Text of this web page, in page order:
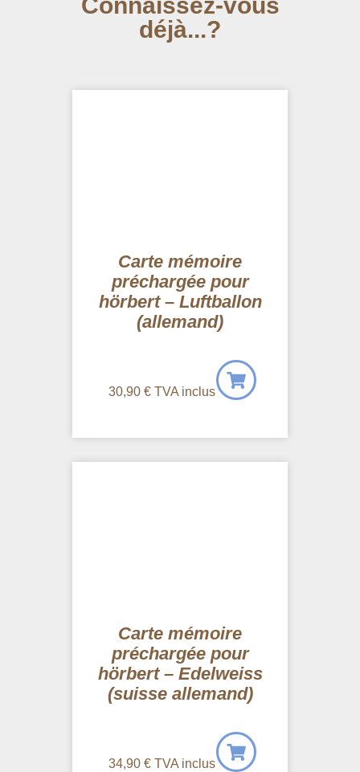
déjà...?
Carte mémoire
préchargée pour
hörbert – Luftballon
(allemand)
30,90 € TVA inclus
Carte mémoire
préchargée pour
hörbert – Edelweiss
(suisse allemand)
34,90 € TVA inclus